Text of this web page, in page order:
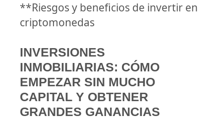
**Riesgos y beneficios de invertir en
criptomonedas
INVERSIONES
INMOBILIARIAS: CÓMO
EMPEZAR SIN MUCHO
CAPITAL Y OBTENER
GRANDES GANANCIAS